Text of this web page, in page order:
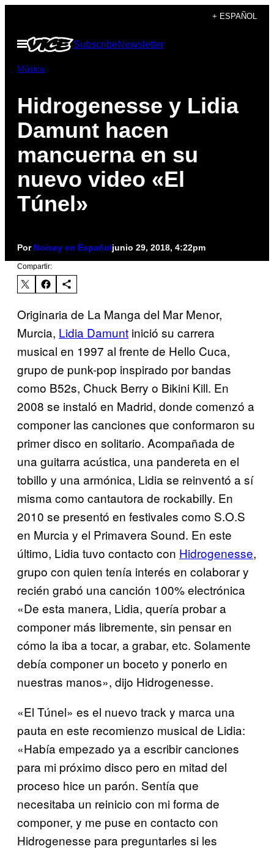
contenido
+ ESPAÑOL
Abrir
Menú
SubscribeNewsletter
Música
Hidrogenesse y Lidia
Damunt hacen
mancuerna en su
nuevo video «El
Túnel»
Por Noisey en Españoljunio 29, 2018, 4:22pm
Compartir:
Originaria de La Manga del Mar Menor,
Murcia, Lidia Damunt inició su carrera
musical en 1997 al frente de Hello Cuca,
grupo de punk-pop inspirado por bandas
como B52s, Chuck Berry o Bikini Kill. En
2008 se instaló en Madrid, donde comenzó a
componer las canciones que conformaron su
primer disco en solitario. Acompañada de
una guitarra acústica, una pandereta en el
tobillo y una armónica, Lidia se reinventó a sí
misma como cantautora de rockabilly. En
2010 se presentó en festivales como S.O.S
en Murcia y el Primavera Sound. En este
último, Lidia tuvo contacto con Hidrogenesse,
grupo con quien tenía interés en colaborar y
recién grabó una canción 100% electrónica
«De esta manera, Lidia, quería probar a
componer más libremente, sin pensar en
cómo la iba a tocar, a grabar, etc. Solamente
debía componer un boceto y ponerlo en
nuestras manos», dijo Hidrogenesse.
«El Túnel» es el nuevo track y marca una
pauta en este recomienzo musical de Lidia:
«Había empezado ya a escribir canciones
para mi próximo disco pero en mitad del
proceso hice un parón. Sentía que
necesitaba un reinicio con mi forma de
componer, y me puse en contacto con
Hidrogenesse para preguntarles si les